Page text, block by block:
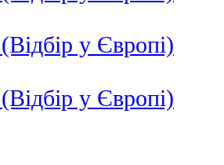
у Європі)
у Європі)